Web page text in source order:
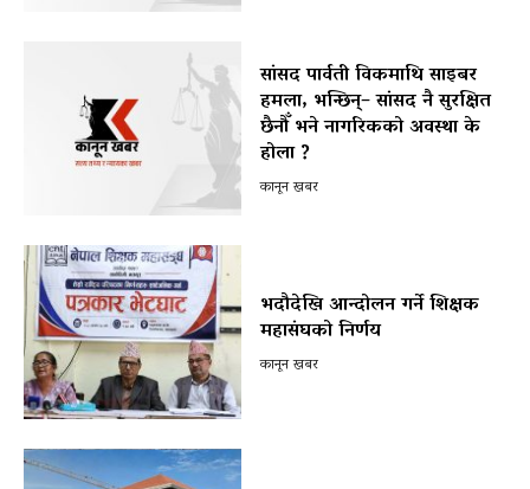
सांसद पार्वती विकमाथि साइबर
हमला, भन्छिन्– सांसद नै सुरक्षित
छैनौँ भने नागरिकको अवस्था के
होला ?
कानून खबर
भदौदेखि आन्दोलन गर्ने शिक्षक
महासंघको निर्णय
कानून खबर